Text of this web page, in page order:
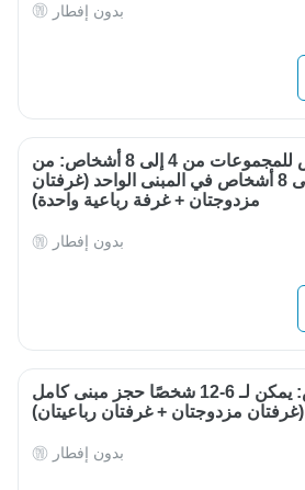
بدون إفطار
عرض خاص للمجموعات من 4 إلى 8 أشخاص: من
4 إلى 8 أشخاص في المبنى الواحد (غرفتان
مزدوجتان + غرفة رباعية واحدة)
بدون إفطار
عرض خاص: يمكن لـ 6-12 شخصًا حجز مبنى كامل
(غرفتان مزدوجتان + غرفتان رباعيتان)
بدون إفطار